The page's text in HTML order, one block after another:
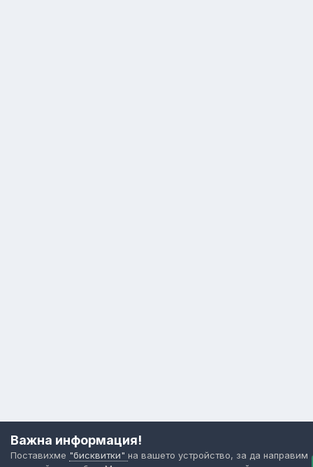
Важна информация!
Поставихме "бисквитки" на вашето устройство, за да направим